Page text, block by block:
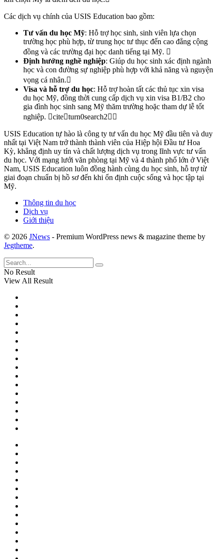
Các dịch vụ chính của USIS Education bao gồm:
Tư vấn du học Mỹ: Hỗ trợ học sinh, sinh viên lựa chọn
trường học phù hợp, từ trung học tư thục đến cao đẳng cộng
đồng và các trường đại học danh tiếng tại Mỹ. 
Định hướng nghề nghiệp: Giúp du học sinh xác định ngành
học và con đường sự nghiệp phù hợp với khả năng và nguyện
vọng cá nhân.
Visa và hỗ trợ du học: Hỗ trợ hoàn tất các thủ tục xin visa
du học Mỹ, đồng thời cung cấp dịch vụ xin visa B1/B2 cho
gia đình học sinh sang Mỹ thăm trường hoặc tham dự lễ tốt
nghiệp. citeturn0search2
USIS Education tự hào là công ty tư vấn du học Mỹ đầu tiên và duy
nhất tại Việt Nam trở thành thành viên của Hiệp hội Đầu tư Hoa
Kỳ, khẳng định uy tín và chất lượng dịch vụ trong lĩnh vực tư vấn
du học. Với mạng lưới văn phòng tại Mỹ và 4 thành phố lớn ở Việt
Nam, USIS Education luôn đồng hành cùng du học sinh, hỗ trợ từ
giai đoạn chuẩn bị hồ sơ đến khi ổn định cuộc sống và học tập tại
Mỹ.
Thông tin du học
Dịch vụ
Giới thiệu
© 2026 JNews - Premium WordPress news & magazine theme by
Jegtheme.
No Result
View All Result